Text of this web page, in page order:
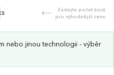
Zadejte počet kusů
pro výhodnější cenu
nebo jinou technologii - výběr